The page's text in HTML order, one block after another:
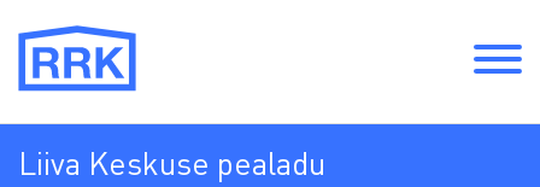
Liiva Keskuse pealadu